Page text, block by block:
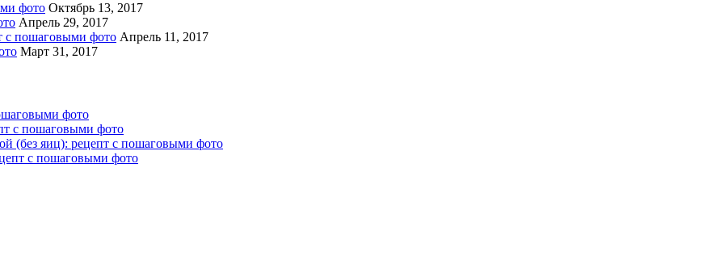
фото Октябрь 13, 2017
Апрель 29, 2017
с пошаговыми фото Апрель 11, 2017
Март 31, 2017
фото
с пошаговыми фото
(без яиц): рецепт с пошаговыми фото
с пошаговыми фото